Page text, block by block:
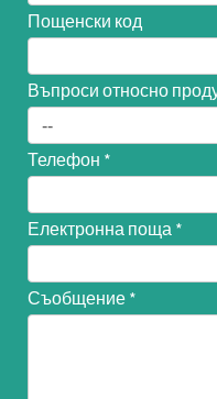
Пощенски код
Въпроси относно
Телефон
Електронна поща
Съобщение